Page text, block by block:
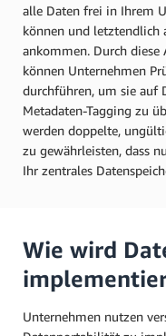
alle Daten frei in Ihrem
können und letztendlich
ankommen. Durch
können Unternehmen
durchführen, um sie auf
Metadaten-Tagging zu
werden doppelte,
zu gewährleisten, dass
Ihr zentrales
Wie wird
Unternehmen nutzen